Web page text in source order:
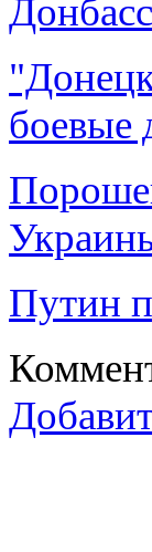
боевые
Путин